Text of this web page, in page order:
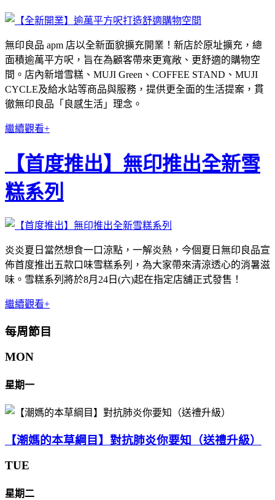
無印良品 apm 店以全新面貌擴充開業！新店於原址擴充，總
面積逾萬平方呎，旨在為顧客帶來更寬敞、更舒適的購物空
間。店內新增雪糕、MUJI Green、COFFEE STAND、MUJI
CYCLE及給水站等商品與服務，提供更全面的生活提案，貫
徹無印良品「良感生活」理念。
繼續觀看+
【首度推出】無印推出全新雪
糕系列
炎炎夏日當然想食一口涼點，一解炎熱，今個夏日無印良品宣
佈首度推出五款口味雪糕系列，為大家帶來清涼透心的消暑滋
味。雪糕系列將於8月24日(六)起在指定店舖正式發售！
繼續觀看+
每周節目
MON
星期一
【潮媽的本草綱目】對抗肺炎你要知（送禮升級）
TUE
星期二